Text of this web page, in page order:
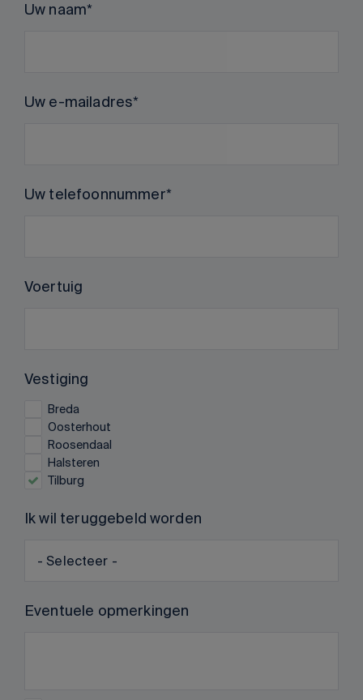
Uw naam
Uw e-mailadres
Uw telefoonnummer
Voertuig
Vestiging
Breda
Oosterhout
Roosendaal
Halsteren
Tilburg
Ik wil teruggebeld worden
Eventuele opmerkingen